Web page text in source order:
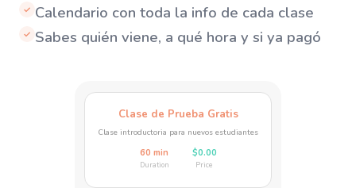
✓ Calendario con toda la info de cada clase
✓ Sabes quién viene, a qué hora y si ya pagó
Clase de Prueba Gratis
Clase introductoria para nuevos estudiantes
60 min
Duration
$0.00
Price